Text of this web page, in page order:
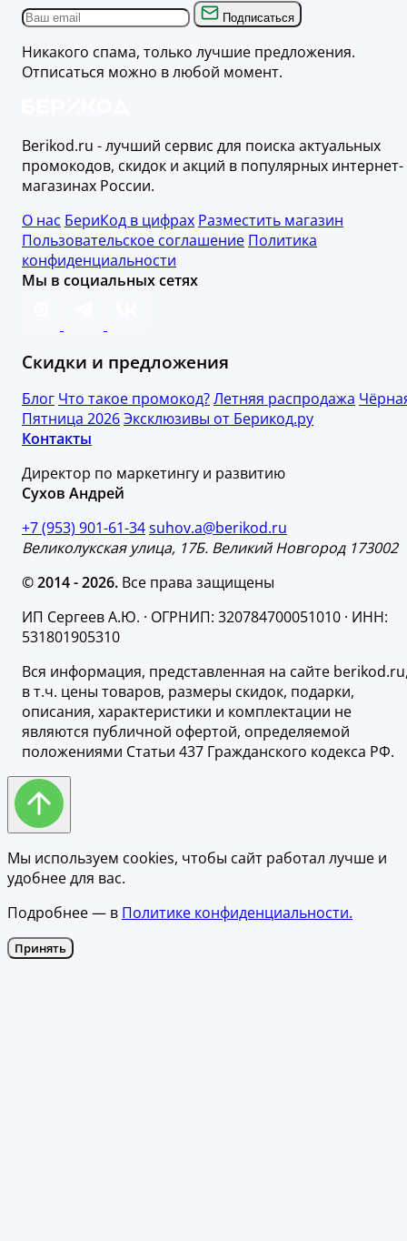
Подписаться
Никакого спама, только лучшие предложения.
Отписаться можно в любой момент.
Berikod.ru - лучший сервис для поиска актуальных
промокодов, скидок и акций в популярных интернет-
магазинах России.
О нас БериКод в цифрах Разместить магазин
Пользовательское соглашение Политика
конфиденциальности
Мы в социальных сетях
Скидки и предложения
Блог Что такое промокод?Летняя распродажа
Пятница 2026Эксклюзивы от Берикод.ру
Контакты
Директор по маркетингу и развитию
Сухов Андрей
+7 (953) 901-61-34suhov.a@berikod.ru
Великолукская улица, 17Б. Великий Новгород 173002
© 2014 - 2026. Все права защищены
ИП Сергеев А.Ю. · ОГРНИП: 320784700051010 · ИНН:
531801905310
Вся информация, представленная на сайте
в т.ч. цены товаров, размеры скидок, подарки,
описания, характеристики и комплектации не
являются публичной офертой, определяемой
положениями Статьи 437 Гражданского кодекса РФ.
Мы используем cookies, чтобы сайт работал лучше и
удобнее для вас.
Подробнее — в Политике конфиденциальности.
Принять